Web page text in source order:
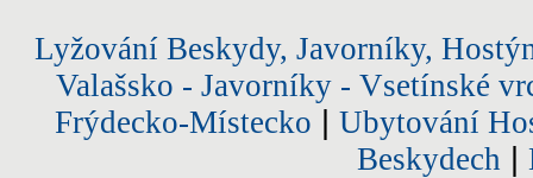
Lyžování Beskydy, Javorníky,
Valašsko - Javorníky - Vsetínské
Frýdecko-Místecko
Ubytování
Beskydech